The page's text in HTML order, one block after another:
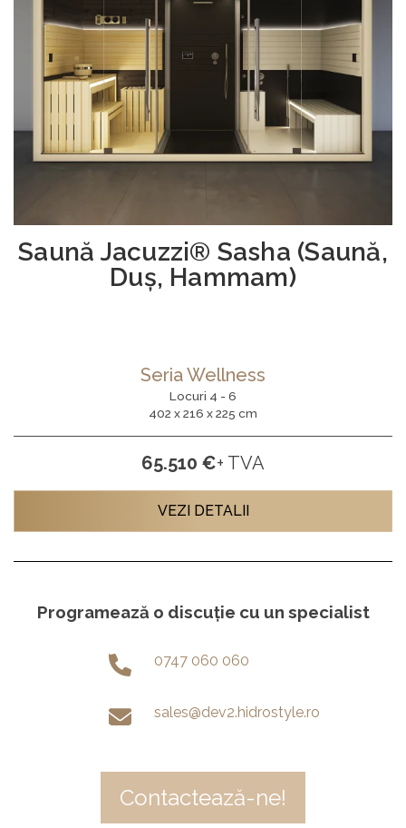
Saună Jacuzzi® Sasha (Saună,
Duș, Hammam)
Seria Wellness
Locuri 4 - 6
402 x 216 x 225 cm
65.510 €+ TVA
VEZI DETALII
Programează o discuție cu un specialist
0747 060 060
sales@dev2.hidrostyle.ro
Contactează-ne!